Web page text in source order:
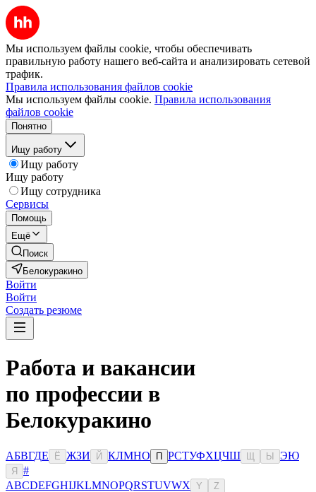
Мы используем файлы cookie, чтобы обеспечивать
правильную работу нашего веб-сайта и анализировать сетевой
трафик.
Правила использования файлов cookie
Мы используем файлы cookie. Правила использования
файлов cookie
Понятно
Ищу работу
Ищу работу
Ищу работу
Ищу сотрудника
Сервисы
Помощь
Ещё
Поиск
Белокуракино
Войти
Войти
Создать резюме
Работа и вакансии
по профессии в
Белокуракино
АБВГДЕ Ё ЖЗИ Й КЛМНО П РСТУФХЦЧШ Ы ЭЮ
Я
#
ABCDEFGHIJKLMNOPQRSTUVWX Y Z